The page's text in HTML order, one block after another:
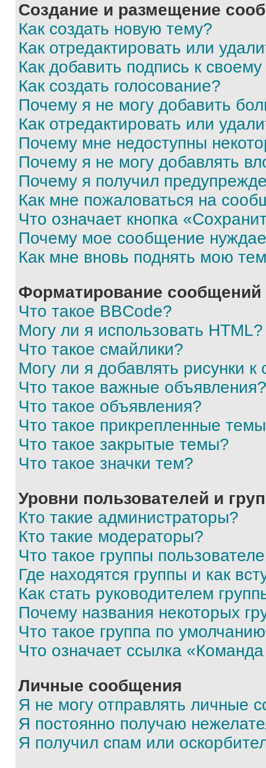
Создание и размещение
Как создать новую тему?
Как отредактировать или
Как добавить подпись к
Как создать голосование?
Почему я не могу добавить
Как отредактировать или
Почему мне недоступны
Почему я не могу добавлять
Почему я получил
Как мне пожаловаться на
Что означает кнопка
Почему мое сообщение
Как мне вновь поднять мою
Форматирование
Что такое BBCode?
Могу ли я использовать HTML?
Что такое смайлики?
Могу ли я добавлять рисунки
Что такое важные объявления?
Что такое объявления?
Что такое прикрепленные
Что такое закрытые темы?
Что такое значки тем?
Уровни пользователей и
Кто такие администраторы?
Кто такие модераторы?
Что такое группы
Где находятся группы и как
Как стать руководителем
Почему названия некоторых
Что такое группа по
Что означает ссылка
Личные сообщения
Я не могу отправлять личные
Я постоянно получаю
Я получил спам или